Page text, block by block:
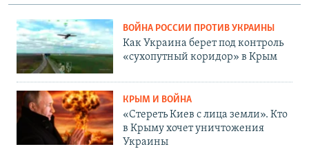
ВОЙНА РОССИИ ПРОТИВ УКРАИНЫ
Как Украина берет под контроль
«сухопутный коридор» в Крым
КРЫМ И ВОЙНА
«Стереть Киев с лица земли». Кто
в Крыму хочет уничтожения
Украины